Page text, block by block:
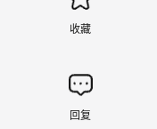
收藏
回复